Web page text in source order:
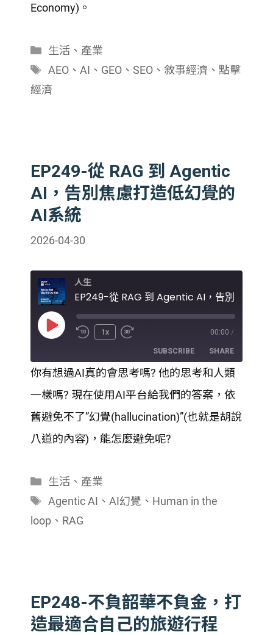
Economy)。
分
類
生活 、 產業
標
籤
AEO、 AI 、 GEO、 SEO、 敘事經濟 、 點擊
經濟
EP249-從 RAG 到 Agentic
AI，告別焦慮打造低幻覺的
AI系統
2026-04-30
人生
Play
1x 00:00 /
SUBSCRIBE SHARE
RSS FEED
SHARE
LINK
EMBED
你有想過AI真的會思考嗎? 他的思考和人類
一樣嗎? 現在使用AI平台給我們的答案，依
舊避免不了”幻覺(hallucination)”(也就是胡說
八道的內容)，能怎麼避免呢?
分
類
生活 、 產業
標
籤
Agentic AI 、 AI幻覺 、 Human in the
loop 、 RAG
EP248-不負韶華不負金，打
造最適合自己的旅遊行程